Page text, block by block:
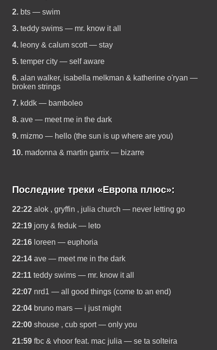
2. bts — swim
3. teddy swims — mr. know it all
4. leony & calum scott — stay
5. temper city — self aware
6. alan walker, isabella melkman & katherine o'ryan —
broken strings
7. kddk — bamboleo
8. ave — meet me in the dark
9. mizmo — hello (the sun is up where are you)
10. madonna & martin garrix — bizarre
Последние треки «Европа плюс»:
22:22 alok , gryffin , julia church — never letting go
22:19 jony & feduk — leto
22:16 loreen — euphoria
22:14 ave — meet me in the dark
22:11 teddy swims — mr. know it all
22:07 nrd1 — all good things (come to an end)
22:04 bruno mars — i just might
22:00 shouse , cub sport — only you
21:59 fbc & vhoor feat. mac julia — se ta solteira